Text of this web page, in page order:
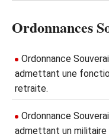
Ordonnances
Ordonnance
admettant une
retraite.
Ordonnance
admettant un militaire